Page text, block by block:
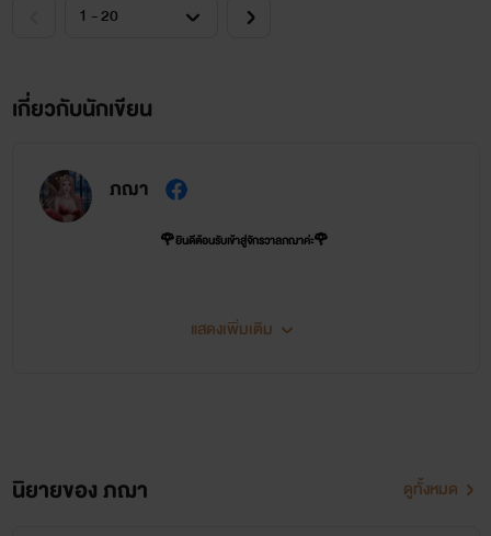
เกี่ยวกับนักเขียน
ภฌา
🌹ยินดีต้อนรับเข้าสู่จักรวาลภฌาค่ะ🌹
แสดงเพิ่มเติม
นิยายของ ภฌา ดูทั้งหมด